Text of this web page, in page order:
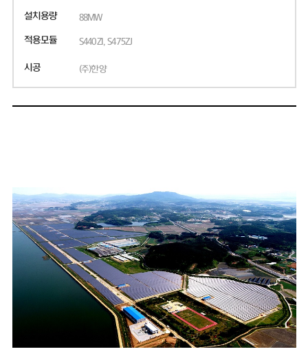
설치용량 88MW
적용모듈 S440ZI, S475ZJ
시공 (주)한양